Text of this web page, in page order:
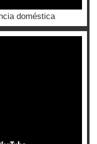
doméstica